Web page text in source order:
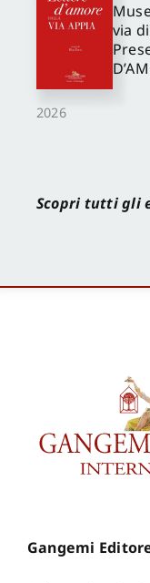
2026
via
Scopri tutti gli
Gangemi